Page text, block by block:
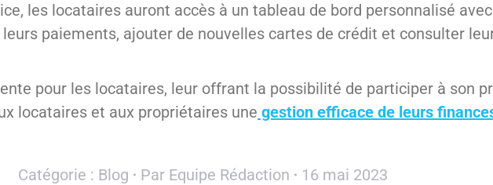
les locataires auront accès à un tableau de bord personnalisé
paiements, ajouter de nouvelles cartes de crédit et consulter
pour les locataires, leur offrant la possibilité de participer à son
locataires et aux propriétaires une gestion efficace de leurs
Catégorie : Blog Par Equipe Rédaction
16 mai 2023